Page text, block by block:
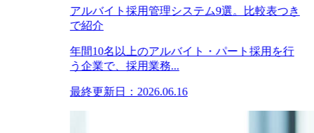
アルバイト採用管理システム9選。比較表つき
で紹介
年間10名以上のアルバイト・パート採用を行
う企業で、採用業務...
最終更新日：2026.06.16